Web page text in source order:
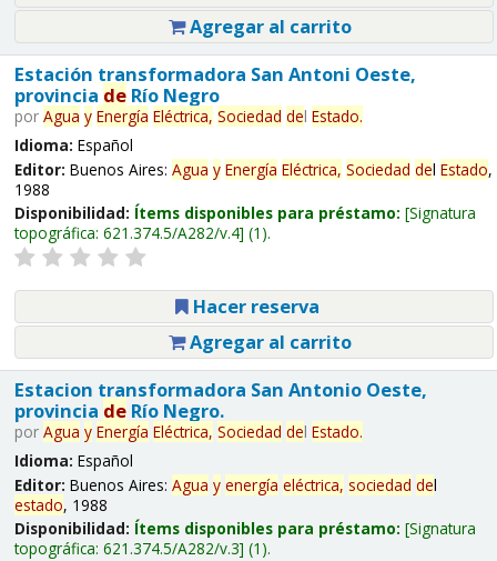
Agregar al carrito
Estación transformadora San Antoni Oeste,
provincia deRío Negro
por Agua y Energía Eléctrica, Sociedad del Estado.
Idioma: Español
Editor: Buenos Aires: Agua y Energía Eléctrica, Sociedad del Estado,
1988
Disponibilidad: Ítems disponibles para préstamo: Signatura
topográfica: 621.374.5/A282/v.4 (1).
Hacer reserva
Agregar al carrito
Estacion transformadora San Antonio Oeste,
provincia deRío Negro.
por Agua y Energía Eléctrica, Sociedad del Estado.
Idioma: Español
Editor: Buenos Aires: Agua y energía eléctrica, sociedad del
estado, 1988
Disponibilidad: Ítems disponibles para préstamo: Signatura
topográfica: 621.374.5/A282/v.3 (1).